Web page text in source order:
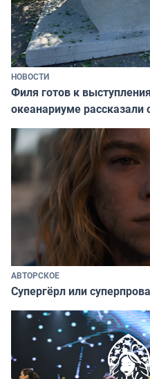
НОВОСТИ
Филя готов к
океанариуме рассказали
АВТОРСКОЕ
Супергёрл или